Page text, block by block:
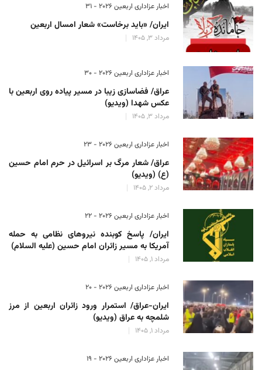
اخبار عزاداری اربعین ۲۰۲۶ - 31
ایران/ «باید برخاست» شعار امسال اربعین
مرداد 3, 1405
اخبار عزاداری اربعین ۲۰۲۶ - 30
عراق/ فضاسازی زیبا در مسیر پیاده روی اربعین با
عکس شهدا (ویدیو)
مرداد 3, 1405
اخبار عزاداری اربعین ۲۰۲۶ - 23
عراق/ شعار مرگ بر اسرائیل در حرم امام حسین
(ع) (ویدیو)
مرداد 2, 1405
اخبار عزاداری اربعین ۲۰۲۶ - 22
ایران/ پاسخ کوبنده نیروهای نظامی به حمله
آمریکا به مسیر زائران امام حسین (علیه السلام)
مرداد 1, 1405
اخبار عزاداری اربعین ۲۰۲۶ - 20
ایران-عراق/ استمرار ورود زائران اربعین از مرز
شلمچه به عراق (ویدیو)
مرداد 1, 1405
اخبار عزاداری اربعین ۲۰۲۶ - 19